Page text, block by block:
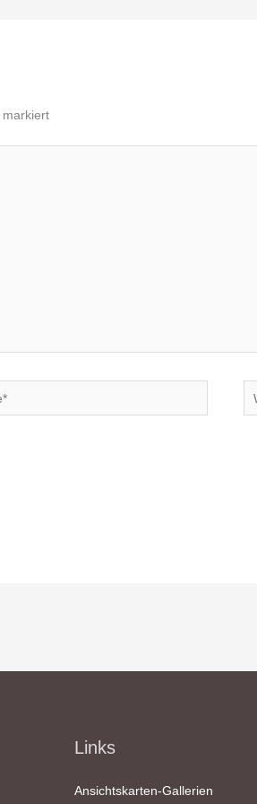
markiert
Links
Ansichtskarten-Gallerien